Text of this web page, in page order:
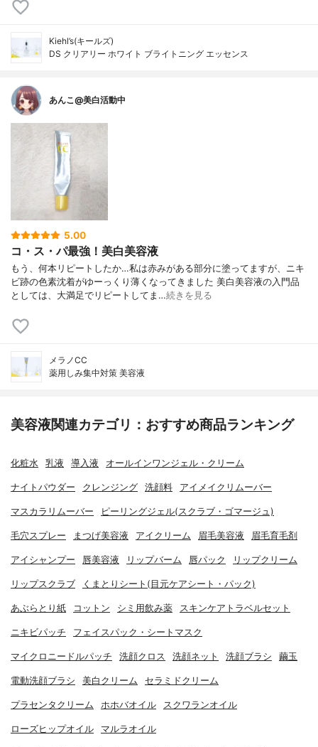
Kiehl’s(キールズ)
DS クリアリー ホワイト ブライトニング エッセンス
あんこ@美白活動中
5.00
コ・ス・パ最強！美白美容液
もう、何本リピートしたか…私は赤みがある部分に塗ってますが、ニキ
ビ跡の色素沈着がゆーっくり薄くなってきました 美白美容液の入門品
としては、大満足でリピートしてま…続きを見る
メラノCC
薬用しみ集中対策 美容液
美容液関連カテゴリ：おすすめ商品ランキング
化粧水 乳液 導入液 オールインワンジェル・クリーム
ナイトパウダー クレンジング 洗顔料 アイメイクリムーバー
マスカラリムーバー ピーリングジェル(スクラブ・ゴマージュ)
毛穴スプレー まつげ美容液 アイクリーム 眉毛美容液 眉毛育毛剤
アイシャンプー 唇美容液 リップバーム 唇パック リップクリーム
リップスクラブ くまとりシート(目元ケアシート・パック)
あぶらとり紙 コットン シミ用飲み薬 スキンケアトラベルセット
ニキビパッチ フェイスパック・シートマスク
マイクロニードルパッチ 洗顔クロス 洗顔ネット 洗顔ブラシ 繭玉
電動洗顔ブラシ 美白クリーム セラミドクリーム
プラセンタクリーム ホホバオイル スクワランオイル
ローズヒップオイル マルラオイル